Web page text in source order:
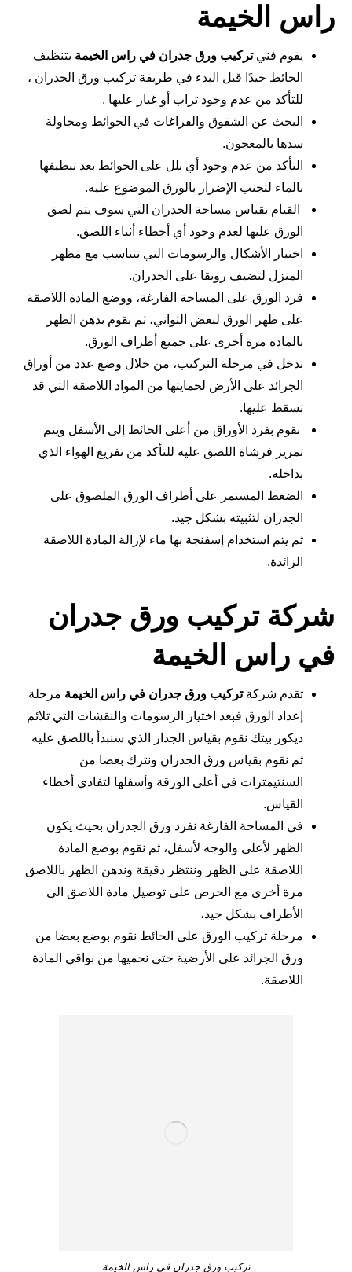
راس الخيمة
يقوم فنيتركيب ورق جدران فيراس الخيمة بتنظيف
الحائط جيدًا قبل البدء في طريقة تركيب ورق الجدران ،
للتأكد من عدم وجود تراب أو غبار عليها .
البحث عن الشقوق والفراغات في الحوائط ومحاولة
سدها بالمعجون.
التأكد من عدم وجود أي بلل على الحوائط بعد تنظيفها
بالماء لتجنب الإضرار بالورق الموضوع عليه.
القيام بقياس مساحة الجدران التي سوف يتم لصق
الورق عليها لعدم وجود أي أخطاء أثناء اللصق.
اختيار الأشكال والرسومات التي تتناسب مع مظهر
المنزل لتضيف رونقا على الجدران.
فرد الورق على المساحة الفارغة، ووضع المادة اللاصقة
على ظهر الورق لبعض الثواني، ثم نقوم بدهن الظهر
بالمادة مرة أخرى على جميع أطراف الورق.
ندخل في مرحلة التركيب، من خلال وضع عدد من أوراق
الجرائد على الأرض لحمايتها من المواد اللاصقة التي قد
تسقط عليها.
نقوم بفرد الأوراق من أعلى الحائط إلى الأسفل ويتم
تمرير فرشاة اللصق عليه للتأكد من تفريغ الهواء الذي
بداخله.
الضغط المستمر على أطراف الورق الملصوق على
الجدران لتثبيته بشكل جيد.
ثم يتم استخدام إسفنجة بها ماء لإزالة المادة اللاصقة
الزائدة.
شركة تركيب ورق جدران
في راس الخيمة
تقدم شركةتركيب ورق جدران في راس الخيمة مرحلة
إعداد الورق فبعد اختيار الرسومات والنقشات التي تلائم
ديكور بيتك نقوم بقياس الجدار الذي سنبدأ باللصق عليه
ثم نقوم بقياس ورق الجدران ونترك بعضا من
السنتيمترات في أعلى الورقة وأسفلها لتفادي أخطاء
القياس.
في المساحة الفارغة نفرد ورق الجدران بحيث يكون
الظهر لأعلى والوجه لأسفل، ثم نقوم بوضع المادة
اللاصقة على الظهر وننتظر دقيقة وندهن الظهر باللاصق
مرة أخرى مع الحرص على توصيل مادة اللاصق الى
الأطراف بشكل جيد،
مرحلة تركيب الورق على الحائط نقوم بوضع بعضا من
ورق الجرائد على الأرضية حتى نحميها من بواقي المادة
اللاصقة.
تركيب ورق جدران في راس الخيمة